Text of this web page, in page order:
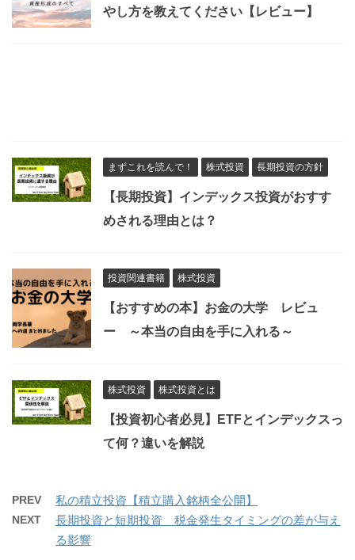
やし方を教えてください【レビュー】
まずこれを読んで！ 株式投資 長期投資の方針
【長期投資】インデックス投資がおすす
めされる理由とは？
投資関連書籍 株式投資
【おすすめの本】お金の大学 レビュ
ー ～本当の自由を手に入れる～
株式投資 株式投資とは
【投資初心者必見】ETFとインデックスっ
て何？違いを解説
PREV 私の積立投資【積立購入銘柄全公開】
NEXT
長期投資と短期投資 税金発生タイミングの差が与え
る影響